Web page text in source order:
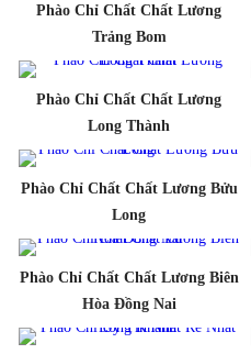
Phào Chỉ Chất Chất Lương
Trảng Bom
Phào Chỉ Chất Chất Lương
Long Thành
Phào Chỉ Chất Chất Lương Bửu
Long
Phào Chỉ Chất Chất Lương Biên
Hòa Đồng Nai